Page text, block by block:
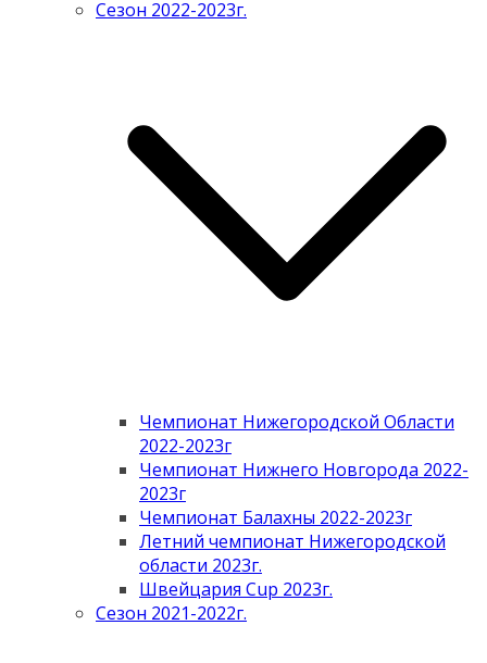
Сезон 2022-2023г.
Чемпионат Нижегородской Области
2022-2023г
Чемпионат Нижнего Новгорода 2022-
2023г
Чемпионат Балахны 2022-2023г
Летний чемпионат Нижегородской
области 2023г.
Швейцария Cup 2023г.
Сезон 2021-2022г.